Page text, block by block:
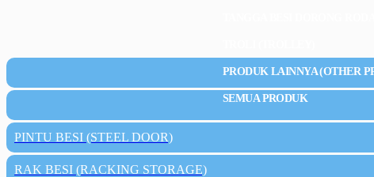
PRODUK LAINNYA (OTHER
SEMUA PRODUK
PINTU BESI (STEEL DOOR)
RAK BESI (RACKING STORAGE)